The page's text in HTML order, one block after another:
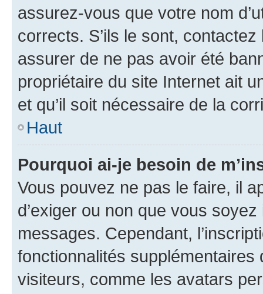
assurez-vous que votre nom
corrects. S’ils le sont,
assurer de ne pas avoir été
propriétaire du site Internet ait
et qu’il soit nécessaire de la
Haut
Pourquoi ai-je besoin de
Vous pouvez ne pas le faire, il
d’exiger ou non que vous
messages. Cependant,
fonctionnalités
visiteurs, comme les avatars